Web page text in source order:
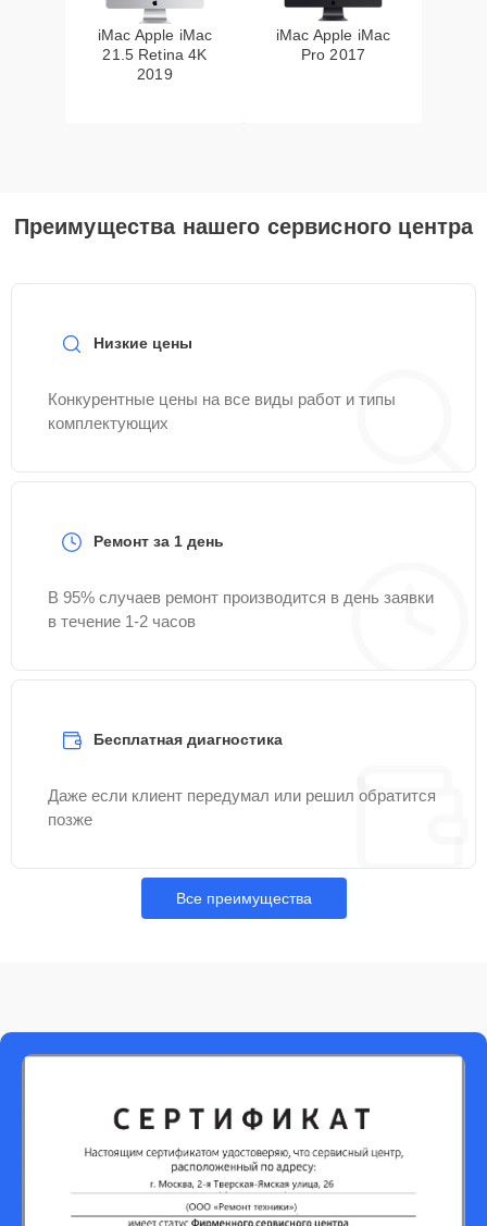
iMac Apple iMac
21.5 Retina 4K
2019
iMac Apple iMac
Pro 2017
Преимущества нашего сервисного центра
Низкие цены
Конкурентные цены на все виды работ и типы
комплектующих
Ремонт за 1 день
В 95% случаев ремонт производится в день заявки
в течение 1-2 часов
Бесплатная диагностика
Даже если клиент передумал или решил обратится
позже
Все преимущества